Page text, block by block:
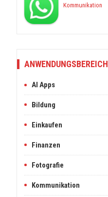
Kommunikation
ANWENDUNGSBEREICH
AI Apps
Bildung
Einkaufen
Finanzen
Fotografie
Kommunikation